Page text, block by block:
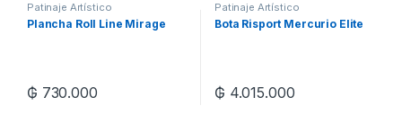
Patinaje Artístico
Plancha Roll Line Mirage
₲ 730.000
Patinaje Artístico
Bota Risport Mercurio Elite
₲ 4.015.000